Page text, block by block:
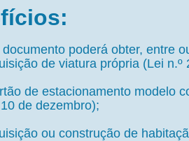
poderá obter, entre
de viatura própria (Lei
de estacionamento modelo
de dezembro);
ou construção de